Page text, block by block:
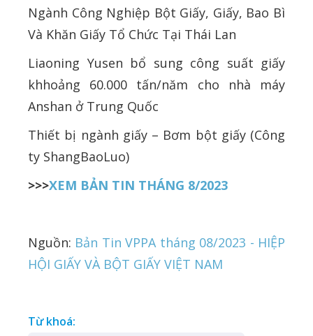
Ngành Công Nghiệp Bột Giấy, Giấy, Bao Bì
Và Khăn Giấy Tổ Chức Tại Thái Lan
Liaoning Yusen bổ sung công suất giấy
khhoảng 60.000 tấn/năm cho nhà máy
Anshan ở Trung Quốc
Thiết bị ngành giấy – Bơm bột giấy (Công
ty ShangBaoLuo)
>>>XEM BẢN TIN THÁNG 8/2023
Nguồn: Bản Tin VPPA tháng 08/2023 - HIỆP
HỘI GIẤY VÀ BỘT GIẤY VIỆT NAM
Từ khoá: